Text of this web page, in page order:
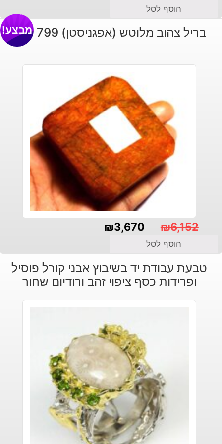
הוסף לסל
בריל צהוב מלוטש (אפגניסטן) 799 קרט מבצע!
₪6,152
המקורי
היה:
₪6,152.
₪3,670
הנוכחי
הוא:
₪3,670.
הוסף לסל
טבעת עבודת יד בשיבוץ אבני קורל פוסיל
ופרידות כסף ציפוי זהב ורודיום שחור